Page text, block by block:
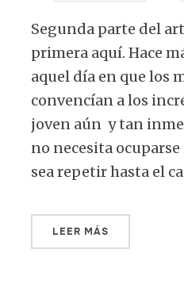
Segunda parte del
primera aquí. Hace
aquel día en que los
convencían a los
joven aún y tan
no necesita
sea repetir hasta el
LEER MÁS